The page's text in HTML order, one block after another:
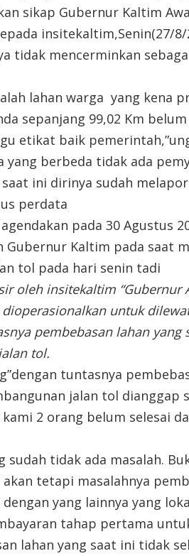
sikap Gubernur Kaltim
insitekaltim,Senin(27/
tidak mencerminkan
lahan warga yang kena
sepanjang 99,02 Km
etikat baik
yang berbeda tidak ada
ini dirinya sudah
perdata
pada 30 Agustus
Gubernur Kaltim pada saat
tol pada hari senin tadi
oleh insitekaltim “Gubernur
untuk
pembebasan lahan yang
tol.
tuntasnya
jalan tol dianggap
kami 2 orang belum selesai
sudah tidak ada masalah.
tetapi masalahnya
yang lainnya yang
tahap pertama
lahan yang saat ini tidak